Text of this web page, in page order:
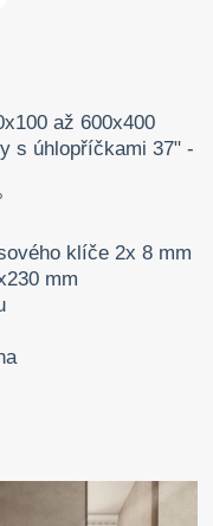
až 600x400
s úhlopříčkami 37" -
klíče 2x 8 mm
mm